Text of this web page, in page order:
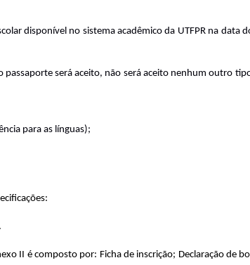
disponível no sistema acadêmico da UTFPR na data
será aceito, não será aceito nenhum outro
para as línguas);
II é composto por: Ficha de inscrição; Declaração de